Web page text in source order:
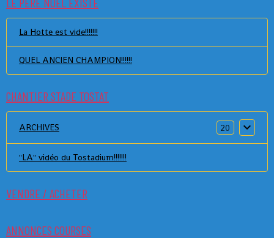
La Hotte est vide!!!!!!!
QUEL ANCIEN CHAMPION!!!!!!
CHANTIER STADE TOSTAT
ARCHIVES 20
"LA" vidéo du Tostadium!!!!!!!
VENDRE / ACHETER
ANNONCES COURSES